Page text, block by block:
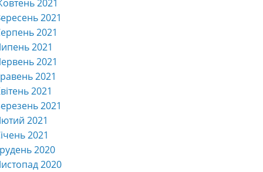
2021
2021
2021
2021
2021
2021
2021
2021
2021
2021
2020
2020